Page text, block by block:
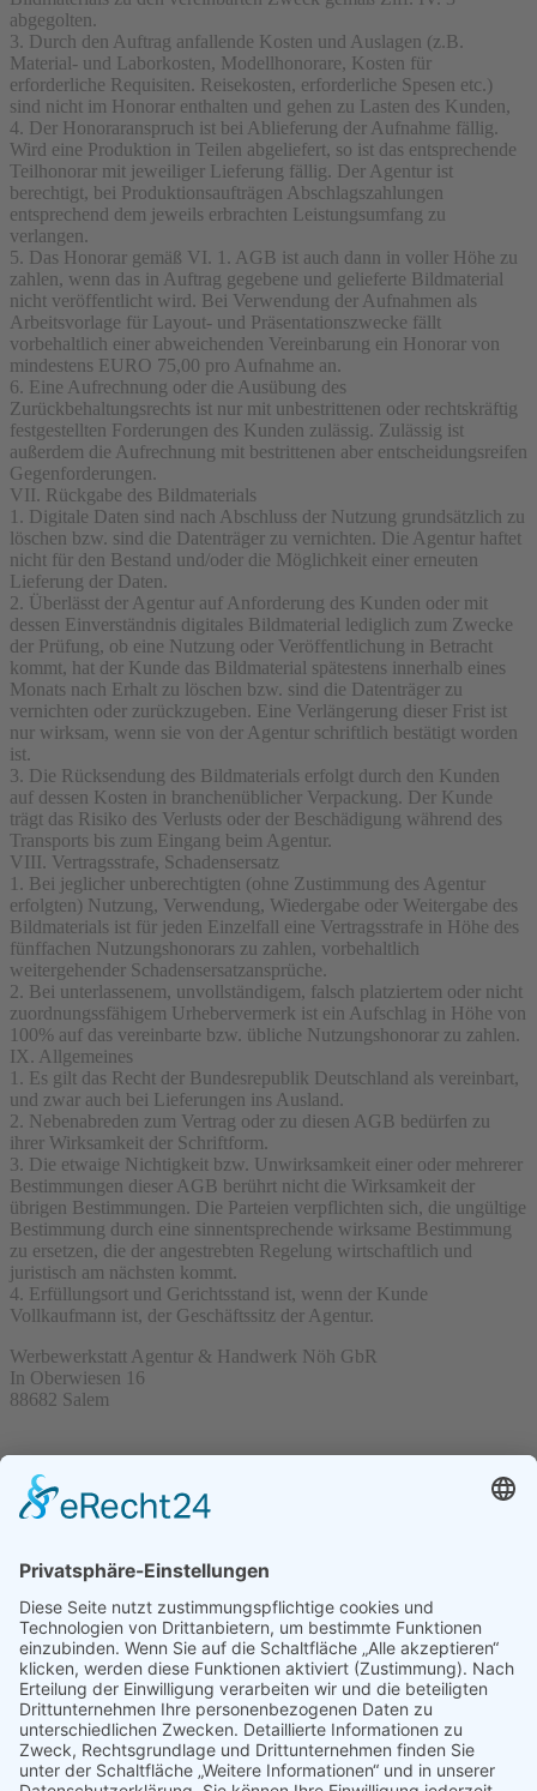
abgegolten.
3. Durch den Auftrag anfallende Kosten und Auslagen (z.B.
Material- und Laborkosten, Modellhonorare, Kosten für
erforderliche Requisiten. Reisekosten, erforderliche Spesen etc.)
sind nicht im Honorar enthalten und gehen zu Lasten des Kunden,
4. Der Honoraranspruch ist bei Ablieferung der Aufnahme fällig.
Wird eine Produktion in Teilen abgeliefert, so ist das entsprechende
Teilhonorar mit jeweiliger Lieferung fällig. Der Agentur ist
berechtigt, bei Produktionsaufträgen Abschlagszahlungen
entsprechend dem jeweils erbrachten Leistungsumfang zu
verlangen.
5. Das Honorar gemäß VI. 1. AGB ist auch dann in voller Höhe zu
zahlen, wenn das in Auftrag gegebene und gelieferte Bildmaterial
nicht veröffentlicht wird. Bei Verwendung der Aufnahmen als
Arbeitsvorlage für Layout- und Präsentationszwecke fällt
vorbehaltlich einer abweichenden Vereinbarung ein Honorar von
mindestens EURO 75,00 pro Aufnahme an.
6. Eine Aufrechnung oder die Ausübung des
Zurückbehaltungsrechts ist nur mit unbestrittenen oder rechtskräftig
festgestellten Forderungen des Kunden zulässig. Zulässig ist
außerdem die Aufrechnung mit bestrittenen aber entscheidungsreifen
Gegenforderungen.
VII. Rückgabe des Bildmaterials
1. Digitale Daten sind nach Abschluss der Nutzung grundsätzlich zu
löschen bzw. sind die Datenträger zu vernichten. Die Agentur haftet
nicht für den Bestand und/oder die Möglichkeit einer erneuten
Lieferung der Daten.
2. Überlässt der Agentur auf Anforderung des Kunden oder mit
dessen Einverständnis digitales Bildmaterial lediglich zum Zwecke
der Prüfung, ob eine Nutzung oder Veröffentlichung in Betracht
kommt, hat der Kunde das Bildmaterial spätestens innerhalb eines
Monats nach Erhalt zu löschen bzw. sind die Datenträger zu
vernichten oder zurückzugeben. Eine Verlängerung dieser Frist ist
nur wirksam, wenn sie von der Agentur schriftlich bestätigt worden
ist.
3. Die Rücksendung des Bildmaterials erfolgt durch den Kunden
auf dessen Kosten in branchenüblicher Verpackung. Der Kunde
trägt das Risiko des Verlusts oder der Beschädigung während des
Transports bis zum Eingang beim Agentur.
VIII. Vertragsstrafe, Schadensersatz
1. Bei jeglicher unberechtigten (ohne Zustimmung des Agentur
erfolgten) Nutzung, Verwendung, Wiedergabe oder Weitergabe des
Bildmaterials ist für jeden Einzelfall eine Vertragsstrafe in Höhe des
fünffachen Nutzungshonorars zu zahlen, vorbehaltlich
weitergehender Schadensersatzansprüche.
2. Bei unterlassenem, unvollständigem, falsch platziertem oder nicht
zuordnungssfähigem Urhebervermerk ist ein Aufschlag in Höhe von
100% auf das vereinbarte bzw. übliche Nutzungshonorar zu zahlen.
IX. Allgemeines
1. Es gilt das Recht der Bundesrepublik Deutschland als vereinbart,
und zwar auch bei Lieferungen ins Ausland.
2. Nebenabreden zum Vertrag oder zu diesen AGB bedürfen zu
ihrer Wirksamkeit der Schriftform.
3. Die etwaige Nichtigkeit bzw. Unwirksamkeit einer oder mehrerer
Bestimmungen dieser AGB berührt nicht die Wirksamkeit der
übrigen Bestimmungen. Die Parteien verpflichten sich, die ungültige
Bestimmung durch eine sinnentsprechende wirksame Bestimmung
zu ersetzen, die der angestrebten Regelung wirtschaftlich und
juristisch am nächsten kommt.
4. Erfüllungsort und Gerichtsstand ist, wenn der Kunde
Vollkaufmann ist, der Geschäftssitz der Agentur.
Werbewerkstatt Agentur & Handwerk Nöh GbR
In Oberwiesen 16
88682 Salem
VISIT US
HOURS
Montag + Dienstag + Donnerstag
10:00 - 12:00 / 14:00 - 17:00
Freitag
10:00 - 14:00
Mittwoch